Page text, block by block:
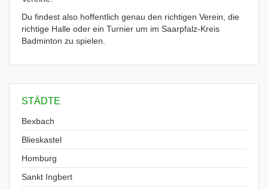
Du findest also hoffentlich genau den richtigen Verein, die
richtige Halle oder ein Turnier um im Saarpfalz-Kreis
Badminton zu spielen.
STÄDTE
Bexbach
Blieskastel
Homburg
Sankt Ingbert